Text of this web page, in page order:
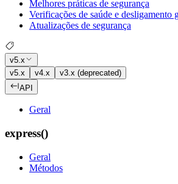
Melhores práticas de segurança
Verificações de saúde e desligamento
Atualizações de segurança
v5.x
v5.x
v4.x
v3.x (deprecated)
API
Geral
express()
Geral
Métodos